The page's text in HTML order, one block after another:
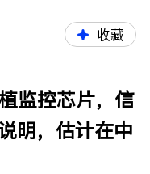
收藏
监控芯片，信
明，估计在中